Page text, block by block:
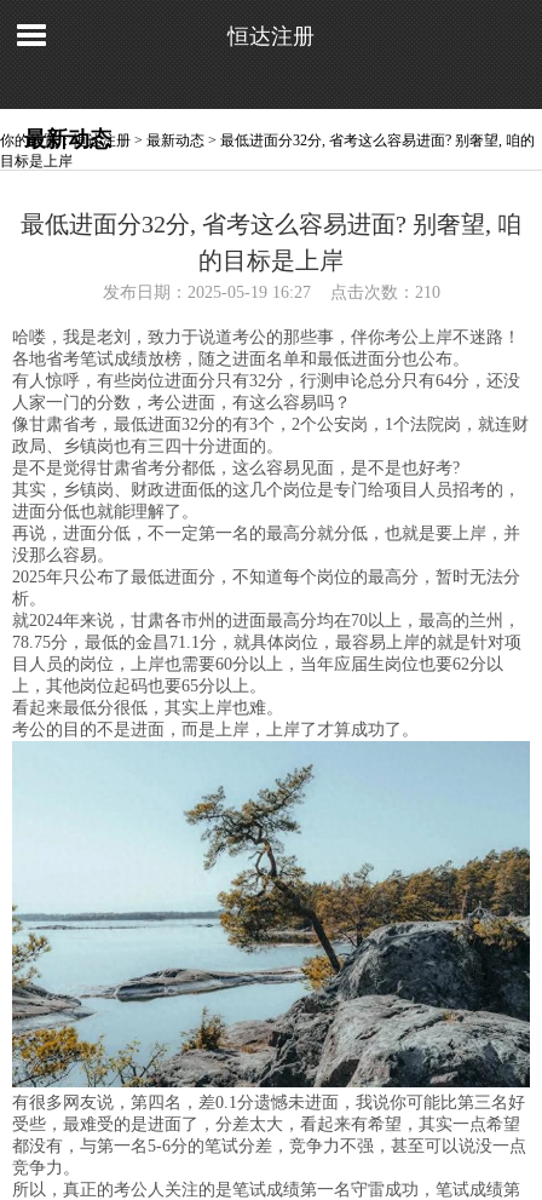
恒达注册
最新动态
你的位置：恒达注册 > 最新动态 > 最低进面分32分, 省考这么容易进面? 别奢望, 咱的
目标是上岸
最低进面分32分, 省考这么容易进面? 别奢望, 咱
的目标是上岸
发布日期：2025-05-19 16:27 点击次数：210
哈喽，我是老刘，致力于说道考公的那些事，伴你考公上岸不迷路！
各地省考笔试成绩放榜，随之进面名单和最低进面分也公布。
有人惊呼，有些岗位进面分只有32分，行测申论总分只有64分，还没
人家一门的分数，考公进面，有这么容易吗？
像甘肃省考，最低进面32分的有3个，2个公安岗，1个法院岗，就连财
政局、乡镇岗也有三四十分进面的。
是不是觉得甘肃省考分都低，这么容易见面，是不是也好考?
其实，乡镇岗、财政进面低的这几个岗位是专门给项目人员招考的，
进面分低也就能理解了。
再说，进面分低，不一定第一名的最高分就分低，也就是要上岸，并
没那么容易。
2025年只公布了最低进面分，不知道每个岗位的最高分，暂时无法分
析。
就2024年来说，甘肃各市州的进面最高分均在70以上，最高的兰州，
78.75分，最低的金昌71.1分，就具体岗位，最容易上岸的就是针对项
目人员的岗位，上岸也需要60分以上，当年应届生岗位也要62分以
上，其他岗位起码也要65分以上。
看起来最低分很低，其实上岸也难。
考公的目的不是进面，而是上岸，上岸了才算成功了。
有很多网友说，第四名，差0.1分遗憾未进面，我说你可能比第三名好
受些，最难受的是进面了，分差太大，看起来有希望，其实一点希望
都没有，与第一名5-6分的笔试分差，竞争力不强，甚至可以说没一点
竞争力。
所以，真正的考公人关注的是笔试成绩第一名守雷成功，笔试成绩第